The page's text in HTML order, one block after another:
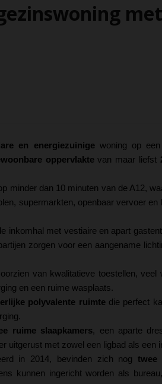
en energiezuinige woning op
oppervlaktevan maar liefst
minder dan 10 minuten van de A12,
supermarkten, openbaar vervoer en
inkomhal met vestiaire en apart
zorgen voor een aangename
van kwalitatieve toestellen, veel
en een ruime wasplaats.
polyvalente ruimtedie perfect
ruime slaapkamers, een aparte
uitgerust met zowel een ligbad als een
in 2014, bevinden zich nogtwee
kunnen ingericht worden als